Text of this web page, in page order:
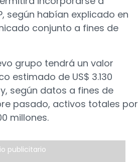
según habían explicado en
conjunto a fines de
grupo tendrá un valor
estimado de US$ 3.130
según datos a fines de
pasado, activos totales por
millones.
publicitario